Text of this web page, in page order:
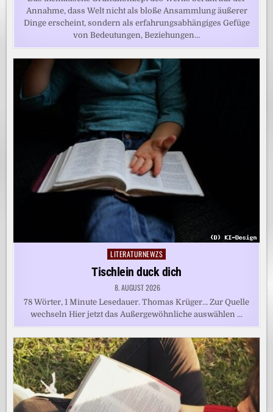
Annahme, dass Welt nicht als bloße Ansammlung äußerer
Dinge erscheint, sondern als erfahrungsabhängiges Gefüge
von Bedeutungen, Beziehungen…
Posted
in
LITERATURNEWZS
Tischlein duck dich
8. AUGUST 2026
78 Wörter, 1 Minute Lesedauer. Thomas Krüger… Zur Quelle
wechseln Hier jetzt das Außergewöhnliche auswählen …